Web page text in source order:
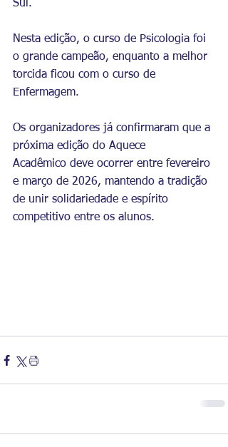
Sul.
Nesta edição, o curso de Psicologia foi
o grande campeão, enquanto a melhor
torcida ficou com o curso de
Enfermagem.
Os organizadores já confirmaram que a
próxima edição do Aquece
Acadêmico deve ocorrer entre fevereiro
e março de 2026, mantendo a tradição
de unir solidariedade e espírito
competitivo entre os alunos.